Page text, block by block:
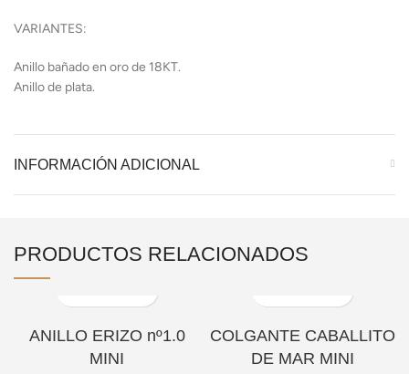
VARIANTES:
Anillo bañado en oro de 18KT.
Anillo de plata.
INFORMACIÓN ADICIONAL
PRODUCTOS RELACIONADOS
ANILLO ERIZO nº1.0
MINI
COLGANTE CABALLITO
DE MAR MINI